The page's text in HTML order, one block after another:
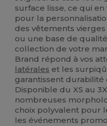
surface lisse, ce qui
pour la
des vêtements
ou une base de
collection de votre
Brand répond à vos
latérales et les
garantissent durabilité
Disponible du XS au
nombreuses
choix polyvalent pour
les événements